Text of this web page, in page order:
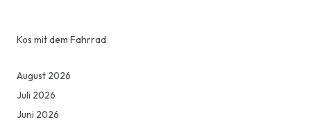
Kos mit dem Fahrrad
August 2026
Juli 2026
Juni 2026